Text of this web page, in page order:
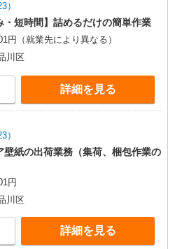
）
・短時間】詰めるだけの簡単作業
円（就業先により異なる）
川区
詳細を見る
）
壁紙の出荷業務（集荷、梱包作業の
円
川区
詳細を見る